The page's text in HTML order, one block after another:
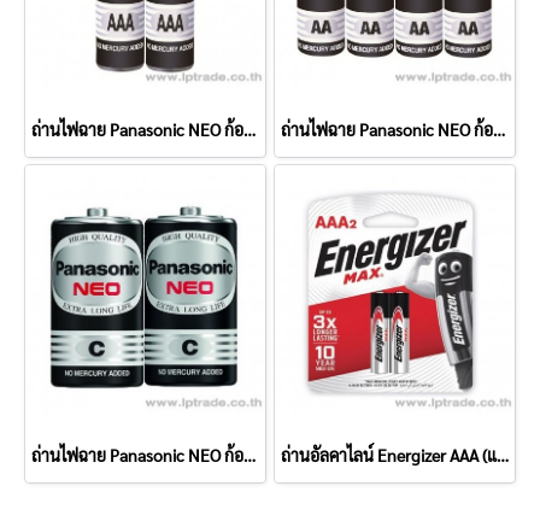
ถ่านไฟฉาย Panasonic NEO ก้อนดำ AAA (แพ็ค 2 ก้อน) ถ่านไฟฉาย Panasonic NEO ก้อนดำ AA (แพ็ค 4 ก้อน)
ถ่านไฟฉาย Panasonic NEO ก้อนดำ C (แพ็ค 2 ก้อน) ถ่านอัลคาไลน์ Energizer AAA (แพ็ค 2 ก้อน)